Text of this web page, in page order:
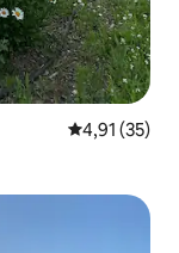
Évaluation
4,91 (35)